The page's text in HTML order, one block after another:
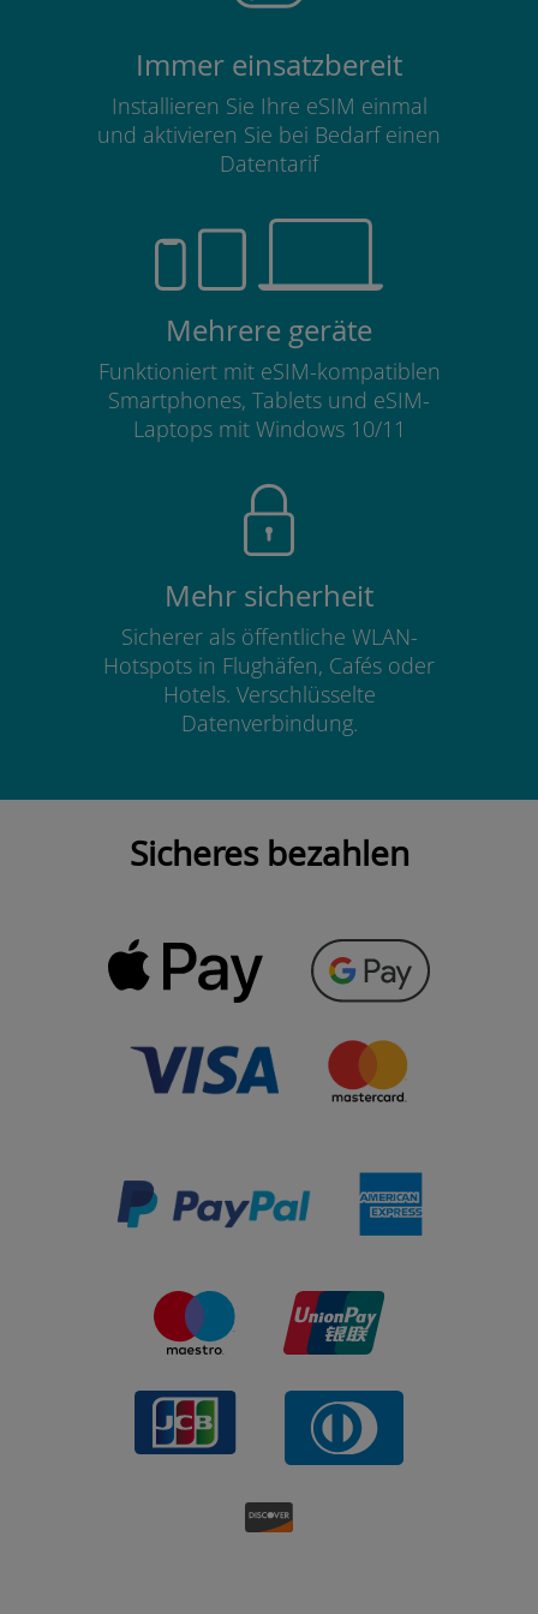
Immer einsatzbereit
Installieren Sie Ihre eSIM einmal
und aktivieren Sie bei Bedarf einen
Datentarif
Mehrere geräte
Funktioniert mit eSIM-kompatiblen
Smartphones, Tablets und eSIM-
Laptops mit Windows 10/11
Mehr sicherheit
Sicherer als öffentliche WLAN-
Hotspots in Flughäfen, Cafés oder
Hotels. Verschlüsselte
Datenverbindung.
Sicheres bezahlen